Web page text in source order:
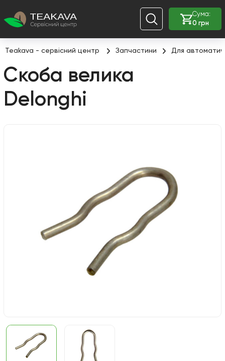
Сума:
0 грн
Teakava - сервісний центр Запчастини Для
Скоба велика
Delonghi